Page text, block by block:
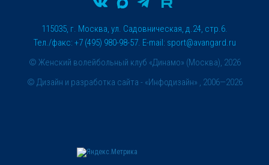
© Женский волейбольный клуб «Динамо» (Москва), 2026
115035, г. Москва, ул. Садовническая, д.24, стр.6.
Тел./факс: +7 (495) 980-98-57. E-mail: sport@avangard.ru
© Дизайн и разработка сайта - «Инфодизайн» , 2006—2026